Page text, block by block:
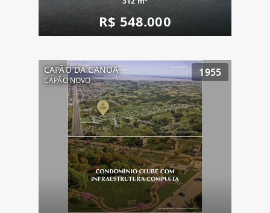
R$ 548.000
CAPÃO DA CANOA
CAPÃO NOVO
1955